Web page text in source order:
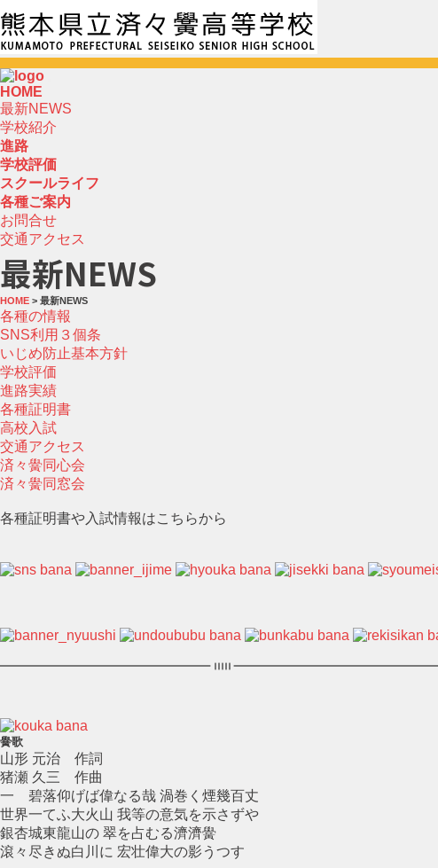
HOME
最新NEWS
学校紹介
進路
学校評価
スクールライフ
各種ご案内
お問合せ
交通アクセス
最新NEWS
HOME > 最新NEWS
各種の情報
SNS利用３個条
いじめ防止基本方針
学校評価
進路実績
各種証明書
高校入試
交通アクセス
済々黌同心会
済々黌同窓会
各種証明書や入試情報はこちらから
黌歌
山形 元治 作詞
猪瀬 久三 作曲
一 碧落仰げば偉なる哉 渦巻く煙幾百丈
世界一てふ大火山 我等の意気を示さずや
銀杏城東龍山の 翠を占むる濟濟黌
滾々尽きぬ白川に 宏壮偉大の影うつす